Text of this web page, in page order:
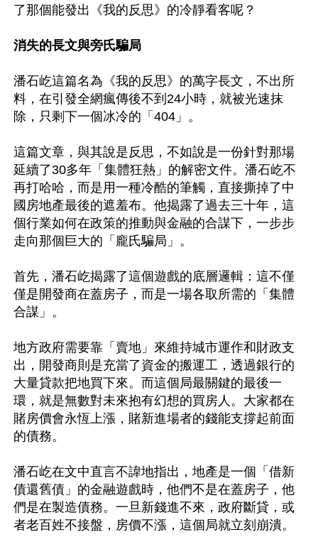
了那個能發出《我的反思》的冷靜看客呢？
消失的長文與旁氏騙局
潘石屹這篇名為《我的反思》的萬字長文，不出所
料，在引發全網瘋傳後不到24小時，就被光速抹
除，只剩下一個冰冷的「404」。
這篇文章，與其說是反思，不如說是一份針對那場
延續了30多年「集體狂熱」的解密文件。潘石屹不
再打哈哈，而是用一種冷酷的筆觸，直接撕掉了中
國房地產最後的遮羞布。他揭露了過去三十年，這
個行業如何在政策的推動與金融的合謀下，一步步
走向那個巨大的「龐氏騙局」。
首先，潘石屹揭露了這個遊戲的底層邏輯：這不僅
僅是開發商在蓋房子，而是一場各取所需的「集體
合謀」。
地方政府需要靠「賣地」來維持城市運作和財政支
出，開發商則是充當了資金的搬運工，透過銀行的
大量貸款把地買下來。而這個局最關鍵的最後一
環，就是無數對未來抱有幻想的買房人。大家都在
賭房價會永恆上漲，賭新進場者的錢能支撐起前面
的債務。
潘石屹在文中直言不諱地指出，地產是一個「借新
債還舊債」的金融遊戲時，他們不是在蓋房子，他
們是在製造債務。一旦新錢進不來，政府斷貸，或
者老百姓不接盤，房價不漲，這個局就立刻崩潰。